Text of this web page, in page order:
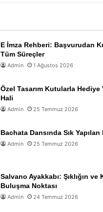
E İmza Rehberi: Başvurudan
Tüm Süreçler
Admin 1 Ağustos 2026
Özel Tasarım Kutularla
Hali
Admin 25 Temmuz 2026
Bachata Dansında Sık Yapılan
Admin 25 Temmuz 2026
Salvano Ayakkabı: Şıklığın ve
Buluşma Noktası
Admin 24 Temmuz 2026